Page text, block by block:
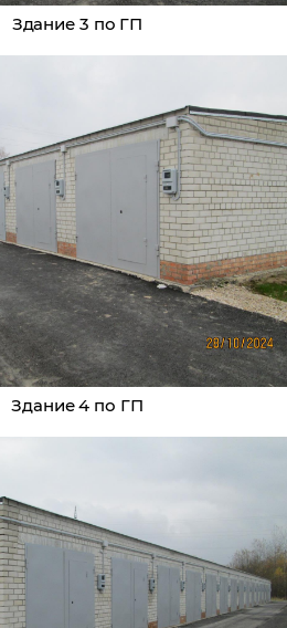
Здание 3 по ГП
Здание 4 по ГП